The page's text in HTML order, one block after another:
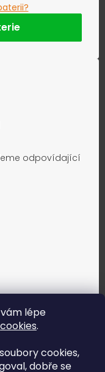
lépe
cookies.
cookies,
dobře se
odpovídající